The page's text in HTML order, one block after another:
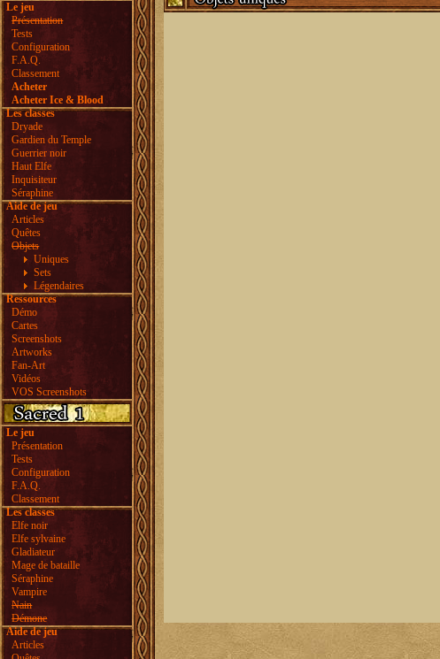
Le jeu
Présentation
Tests
Configuration
F.A.Q.
Classement
Acheter
Acheter Ice & Blood
Les classes
Dryade
Gardien du Temple
Guerrier noir
Haut Elfe
Inquisiteur
Séraphine
Aide de jeu
Articles
Quêtes
Objets
Uniques
Sets
Légendaires
Ressources
Démo
Cartes
Screenshots
Artworks
Fan-Art
Vidéos
VOS Screenshots
Le jeu
Présentation
Tests
Configuration
F.A.Q.
Classement
Les classes
Elfe noir
Elfe sylvaine
Gladiateur
Mage de bataille
Séraphine
Vampire
Nain
Démone
Aide de jeu
Articles